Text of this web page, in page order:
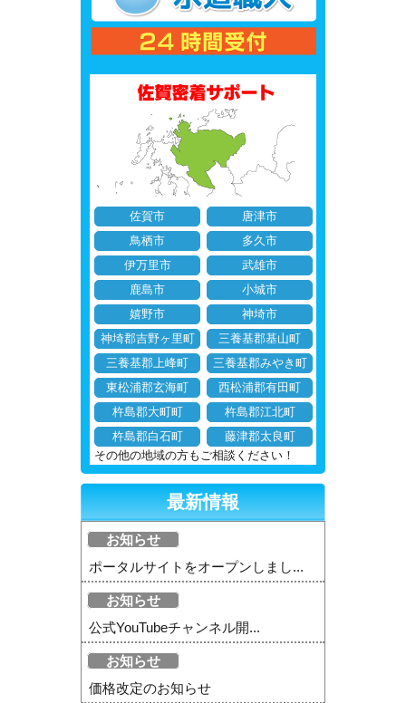
佐賀市
唐津市
鳥栖市
多久市
伊万里市
武雄市
鹿島市
小城市
嬉野市
神埼市
神埼郡吉野ヶ里町
三養基郡基山町
三養基郡上峰町
三養基郡みやき町
東松浦郡玄海町
西松浦郡有田町
杵島郡大町町
杵島郡江北町
杵島郡白石町
藤津郡太良町
その他の地域の方もご相談ください！
最新情報
お知らせ
ポータルサイトをオープンしまし...
お知らせ
公式YouTubeチャンネル開...
お知らせ
価格改定のお知らせ